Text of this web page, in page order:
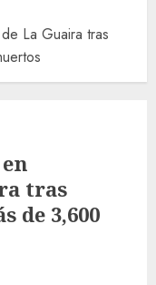
La Guaira tras
tras
de 3,600